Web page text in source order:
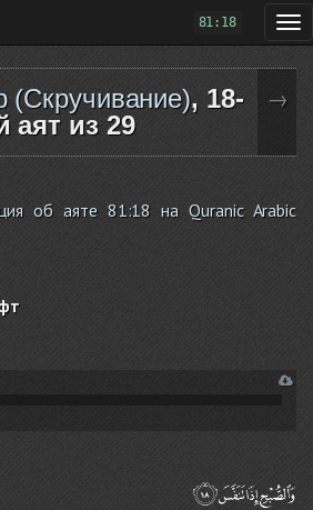
81:18
(Скручивание), 18-
аят из 29
→
об аяте 81:18 на Quranic Arabic